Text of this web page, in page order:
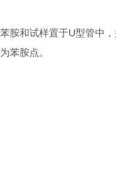
胺和试样置于U型管中
苯胺点。